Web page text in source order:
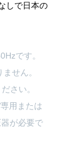
しで日本の
です。
せん。
さい。
用または
が必要で